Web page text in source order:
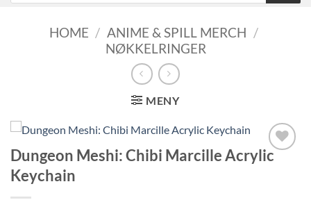
HOME / ANIME & SPILL MERCH /
NØKKELRINGER
MENY
Legg til i
Dungeon Meshi: Chibi Marcille Acrylic
Keychain